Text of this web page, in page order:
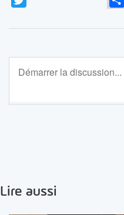
Lire aussi